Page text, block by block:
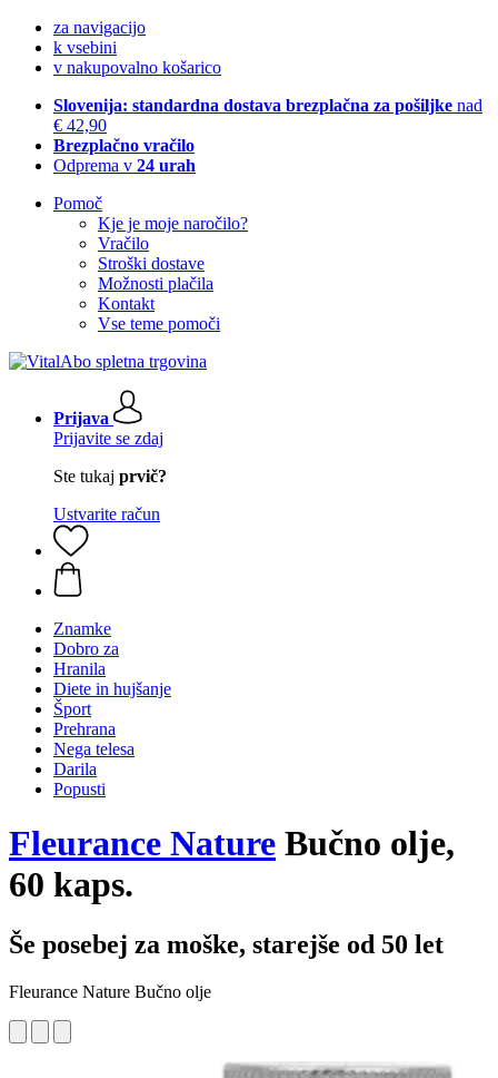
za navigacijo
k vsebini
v nakupovalno košarico
Slovenija: standardna dostava brezplačna za pošiljke nad
€ 42,90
Brezplačno vračilo
Odprema v 24 urah
Pomoč
Kje je moje naročilo?
Vračilo
Stroški dostave
Možnosti plačila
Kontakt
Vse teme pomoči
Prijava
Prijavite se zdaj
Ste tukaj prvič?
Ustvarite račun
Znamke
Dobro za
Hranila
Diete in hujšanje
Šport
Prehrana
Nega telesa
Darila
Popusti
Fleurance Nature Bučno olje,
60 kaps.
Še posebej za moške, starejše od 50 let
Fleurance Nature Bučno olje